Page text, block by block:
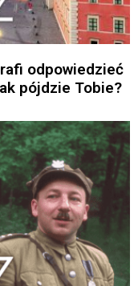
odpowiedzieć
pójdzie Tobie?